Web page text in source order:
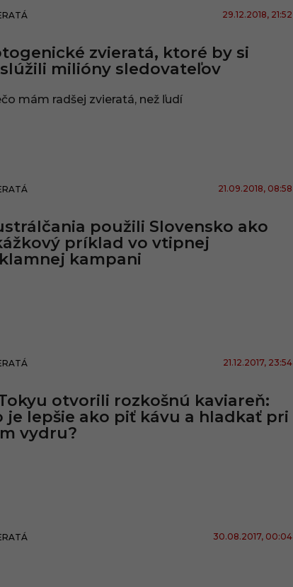
29.12.2018, 21:52
zvieratá, ktoré by si
milióny sledovateľov
mám radšej zvieratá, než ľudí
21.09.2018, 08:58
použili Slovensko ako
príklad vo vtipnej
kampani
21.12.2017, 23:54
otvorili rozkošnú kaviareň:
je lepšie ako piť kávu a hladkať pri
vydru?
30.08.2017, 00:04